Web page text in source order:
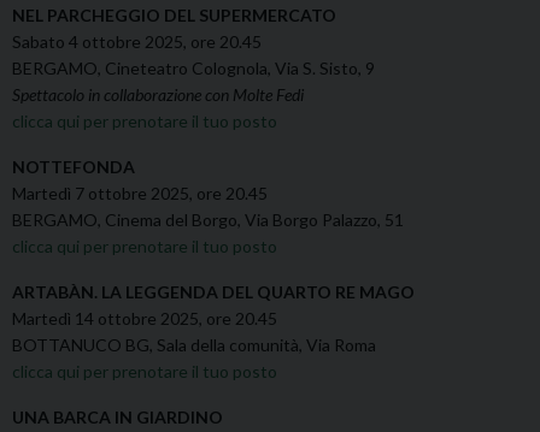
NEL PARCHEGGIO DEL SUPERMERCATO
Sabato 4 ottobre 2025, ore 20.45
BERGAMO, Cineteatro Colognola, Via S. Sisto, 9
Spettacolo in collaborazione con Molte Fedi
clicca qui per prenotare il tuo posto
NOTTEFONDA
Martedì 7 ottobre 2025, ore 20.45
BERGAMO, Cinema del Borgo, Via Borgo Palazzo, 51
clicca qui per prenotare il tuo posto
ARTABÀN. LA LEGGENDA DEL QUARTO RE MAGO
Martedì 14 ottobre 2025, ore 20.45
BOTTANUCO BG, Sala della comunità, Via Roma
clicca qui per prenotare il tuo posto
UNA BARCA IN GIARDINO